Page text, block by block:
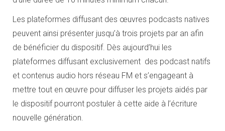
Les plateformes diffusant des œuvres podcasts natives
peuvent ainsi présenter jusqu’à trois projets par an afin
de bénéficier du dispositif. Dès aujourd’hui les
plateformes diffusant exclusivement des podcast natifs
et contenus audio hors réseau FM et s’engageant à
mettre tout en œuvre pour diffuser les projets aidés par
le dispositif pourront postuler à cette aide à l’écriture
nouvelle génération.